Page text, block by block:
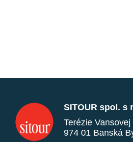
SITOUR spol. s
Terézie Vansovej
974 01 Banská